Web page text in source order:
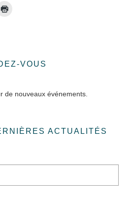
VOUS
de nouveaux événements.
ACTUALITÉS